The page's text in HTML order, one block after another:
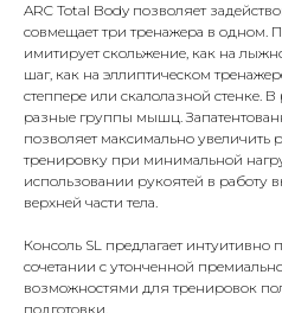
ARC Total Body позволяет
совмещает три тренажера в одном.
имитирует скольжение, как на
шаг, как на эллиптическом
степпере или скалолазной стенке.
разные группы мышц.
позволяет максимально увеличить
тренировку при минимальной
использовании рукоятей в работу
верхней части тела.
Консоль SL предлагает
сочетании с утонченной
возможностями для тренировок
подготовки.